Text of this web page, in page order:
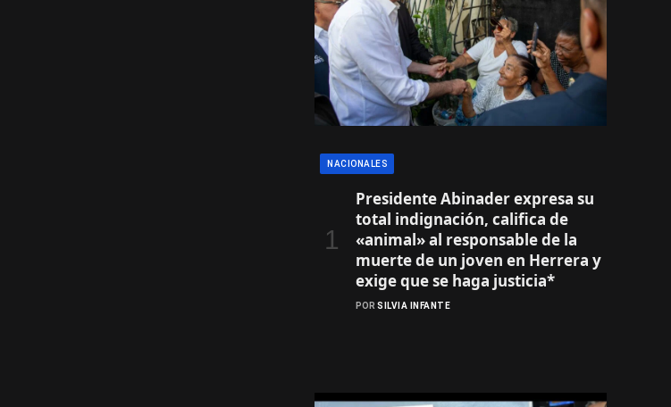
NACIONALES
Presidente Abinader expresa su
total indignación, califica de
«animal» al responsable de la
muerte de un joven en Herrera y
exige que se haga justicia*
POR SILVIA INFANTE